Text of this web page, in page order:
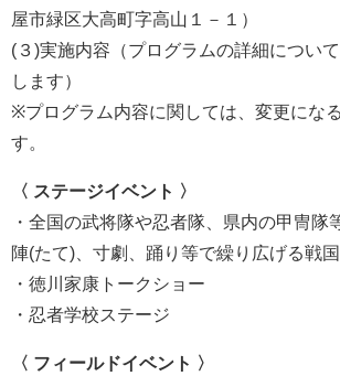
屋市緑区大高町字高山１－１）
(３)実施内容（プログラムの詳細につい
します）
※プログラム内容に関しては、変更にな
す。
〈 ステージイベント 〉
・全国の武将隊や忍者隊、県内の甲冑隊
陣(たて)、寸劇、踊り等で繰り広げる戦
・徳川家康トークショー
・忍者学校ステージ
〈 フィールドイベント 〉